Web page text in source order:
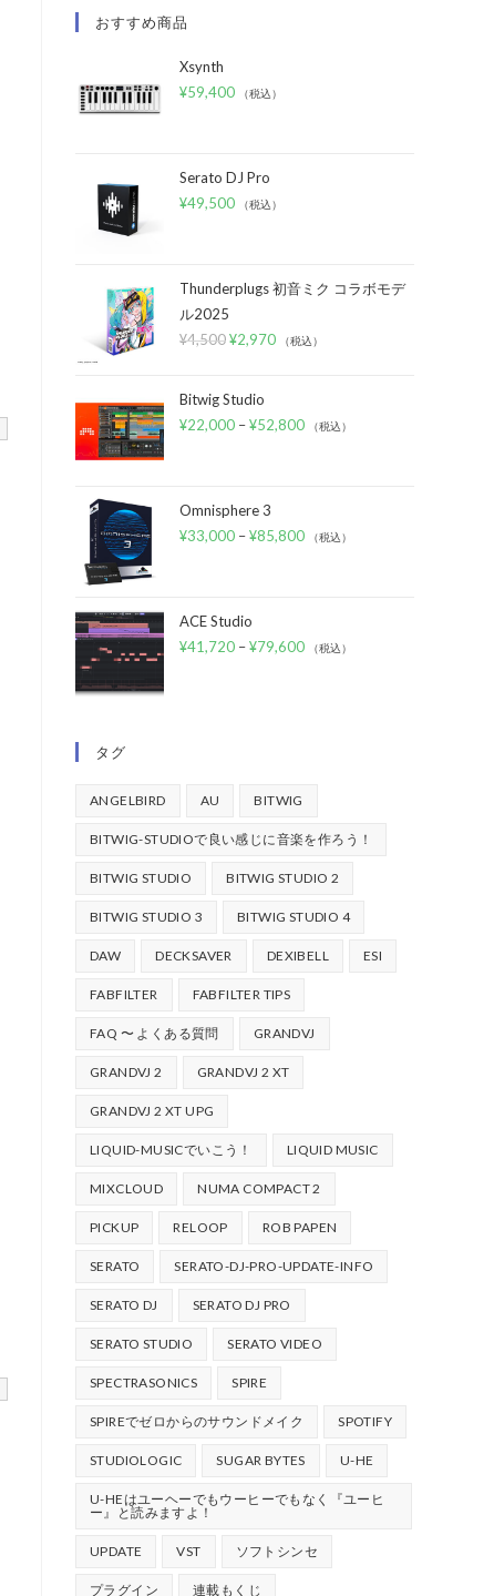
おすすめ商品
Xsynth
¥59,400 （税込）
Serato DJ Pro
¥49,500 （税込）
Thunderplugs 初音ミク コラボモデ
ル2025
¥4,500¥2,970 （税込）
Bitwig Studio
¥22,000 –¥52,800 （税込）
Omnisphere 3
¥33,000 –¥85,800 （税込）
ACE Studio
¥41,720 –¥79,600 （税込）
タグ
ANGELBIRD AU BITWIG
BITWIG-STUDIOで良い感じに音楽を作ろう！
BITWIG STUDIO BITWIG STUDIO 2
BITWIG STUDIO 3 BITWIG STUDIO 4
DAW DECKSAVER DEXIBELL ESI
FABFILTER FABFILTER TIPS
FAQ 〜 よくある質問 GRANDVJ
GRANDVJ 2 GRANDVJ 2 XT
GRANDVJ 2 XT UPG
LIQUID-MUSICでいこう！ LIQUID MUSIC
MIXCLOUD NUMA COMPACT 2
PICKUP RELOOP ROB PAPEN
SERATO SERATO-DJ-PRO-UPDATE-INFO
SERATO DJ SERATO DJ PRO
SERATO STUDIO SERATO VIDEO
SPECTRASONICS SPIRE
SPIREでゼロからのサウンドメイク SPOTIFY
STUDIOLOGIC SUGAR BYTES U-HE
U-HEはユーヘーでもウーヒーでもなく『ユーヒ
ー』と読みますよ！
UPDATE VST ソフトシンセ
プラグイン 連載もくじ